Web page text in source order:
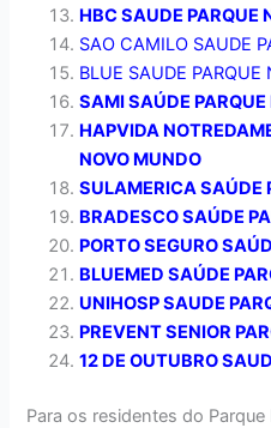
HBC SAUDE PARQUE
SAO CAMILO SAUDE
BLUE SAUDE
SAMI SAÚDE
HAPVIDA
NOVO MUNDO
SULAMERICA SAÚDE
BRADESCO SAÚDE
PORTO SEGURO
BLUEMED SAÚDE
UNIHOSP SAUDE
PREVENT SENIOR
12 DE OUTUBRO
Para os residentes do